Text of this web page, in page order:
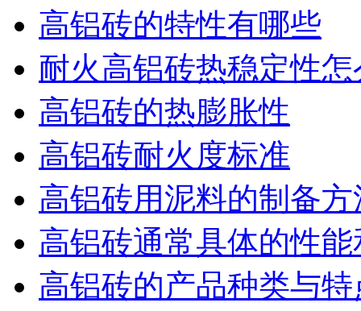
高铝砖的特性有哪些
耐火高铝砖热稳定性
高铝砖的热膨胀性
高铝砖耐火度标准
高铝砖用泥料的制备
高铝砖通常具体的性
高铝砖的产品种类与特